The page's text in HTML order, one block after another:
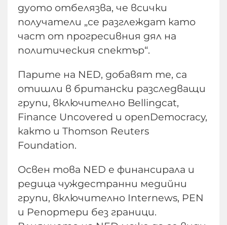
дуото отбелязва, че всички
получатели „се разглеждат като
част от прогресивния дял на
политическия спектър“.
Парите на NED, добавят те, са
отишли в британски разследващи
групи, включително Bellingcat,
Finance Uncovered и openDemocracy,
както и Thomson Reuters
Foundation.
Освен това NED е финансирала и
редица чуждестранни медийни
групи, включително Internews, PEN
и Репортери без граници.